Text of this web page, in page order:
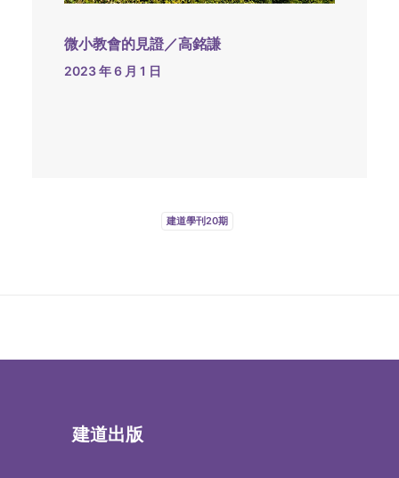
微小教會的見證／高銘謙
2023 年 6 月 1 日
建道學刊20期
建道出版